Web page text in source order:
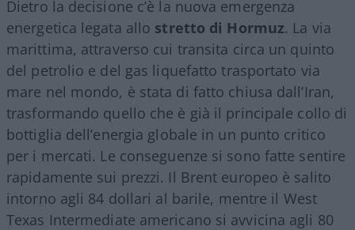
Dietro la decisione c’è la nuova emergenza
energetica legata allo stretto di Hormuz. La via
marittima, attraverso cui transita circa un quinto
del petrolio e del gas liquefatto trasportato via
mare nel mondo, è stata di fatto chiusa dall’Iran,
trasformando quello che è già il principale collo di
bottiglia dell’energia globale in un punto critico
per i mercati. Le conseguenze si sono fatte sentire
rapidamente sui prezzi. Il Brent europeo è salito
intorno agli 84 dollari al barile, mentre il West
Texas Intermediate americano si avvicina agli 80